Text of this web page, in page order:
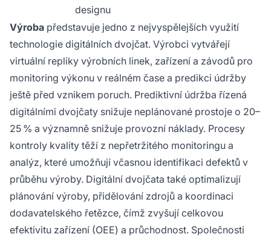
designu
Výroba představuje jedno z nejvyspělejších využití
technologie digitálních dvojčat. Výrobci vytvářejí
virtuální repliky výrobních linek, zařízení a závodů pro
monitoring výkonu v reálném čase a predikci údržby
ještě před vznikem poruch. Prediktivní údržba řízená
digitálními dvojčaty snižuje neplánované prostoje o 20–
25 % a významně snižuje provozní náklady. Procesy
kontroly kvality těží z nepřetržitého monitoringu a
analýz, které umožňují včasnou identifikaci defektů v
průběhu výroby. Digitální dvojčata také optimalizují
plánování výroby, přidělování zdrojů a koordinaci
dodavatelského řetězce, čímž zvyšují celkovou
efektivitu zařízení (OEE) a průchodnost. Společnosti